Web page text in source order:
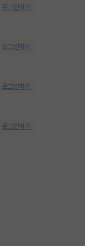
로그인하기
로그인하기
로그인하기
로그인하기